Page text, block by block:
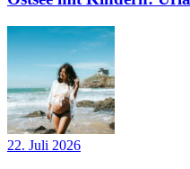
22. Juli 2026